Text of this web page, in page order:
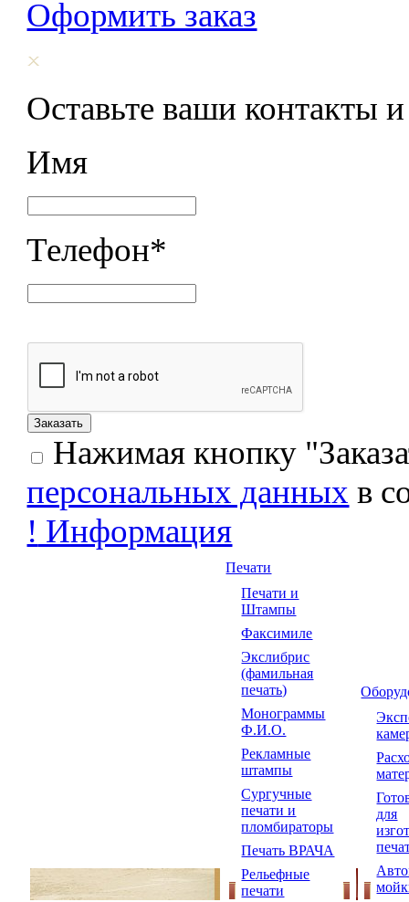
Оформить заказ
Оставьте ваши контакты
Имя
Телефон*
Нажимая кнопку
персональных данных в
! Информация
Печати
Печати и
Штампы
Факсимиле
Экслибрис
(фамильная
печать)
Монограммы
Ф.И.О.
Рекламные
штампы
Сургучные
печати и
пломбираторы
Печать ВРАЧА
Рельефные
печати
для